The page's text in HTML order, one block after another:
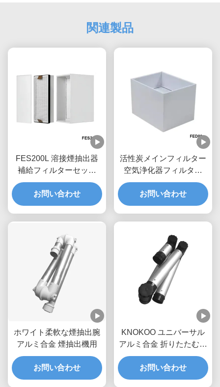
関連製品
FES200L 溶接煙抽出器
補給フィルターセット
4.5kg
お問い合わせ
活性炭メインフィルター
空気浄化器フィルター
FED80 溶接煙抽出器用
お問い合わせ
ホワイト柔軟な煙抽出腕
アルミ合金 煙抽出機用
お問い合わせ
KNOKOO ユニバーサル
アルミ合金 折りたたむ式
吸着腕 75mm インターフ
ェース
お問い合わせ